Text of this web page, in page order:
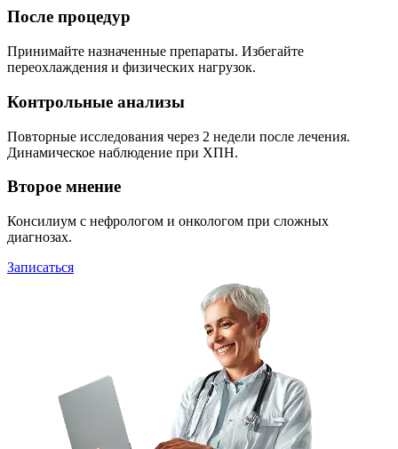
После процедур
Принимайте назначенные препараты. Избегайте
переохлаждения и физических нагрузок.
Контрольные анализы
Повторные исследования через 2 недели после лечения.
Динамическое наблюдение при ХПН.
Второе мнение
Консилиум с нефрологом и онкологом при сложных
диагнозах.
Записаться